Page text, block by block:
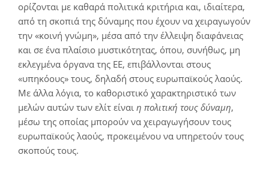
ορίζονται με καθαρά πολιτικά κριτήρια και, ιδιαίτερα,
από τη σκοπιά της δύναμης που έχουν να χειραγωγούν
την «κοινή γνώμη», μέσα από την έλλειψη διαφάνειας
και σε ένα πλαίσιο μυστικότητας, όπου, συνήθως, μη
εκλεγμένα όργανα της ΕΕ, επιβάλλονται στους
«υπηκόους» τους, δηλαδή στους ευρωπαϊκούς λαούς.
Με άλλα λόγια, το καθοριστικό χαρακτηριστικό των
μελών αυτών των ελίτ είναι η πολιτική τους δύναμη,
μέσω της οποίας μπορούν να χειραγωγήσουν τους
ευρωπαϊκούς λαούς, προκειμένου να υπηρετούν τους
σκοπούς τους.